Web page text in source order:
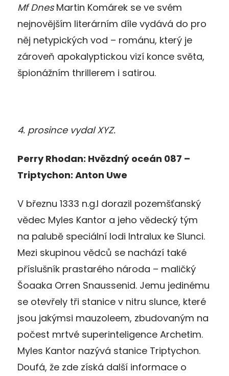
Mf DnesMartin Komárek se ve svém
nejnovějším literárním díle vydává do pro
něj netypických vod – románu, který je
zároveň apokalyptickou vizí konce světa,
špionážním thrillerem i satirou.
4. prosince vydal XYZ.
Perry Rhodan: Hvězdný oceán 087 –
Triptychon: Anton Uwe
V březnu 1333 n.g.l dorazil pozemšťanský
vědec Myles Kantor a jeho vědecký tým
na palubě speciální lodi Intralux ke Slunci.
Mezi skupinou vědců se nachází také
příslušník prastarého národa – maličký
Šoaaka Orren Snaussenid. Jemu jedinému
se otevřely tři stanice v nitru slunce, které
jsou jakýmsi mauzoleem, zbudovaným na
počest mrtvé superinteligence Archetim.
Myles Kantor nazývá stanice Triptychon.
Doufá, že zde získá další informace o